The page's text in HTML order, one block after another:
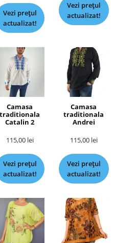
Vezi prețul
actualizat!
Vezi prețul
actualizat!
Camasa
traditionala
Catalin 2
115,00 lei
Vezi prețul
actualizat!
Camasa
traditionala
Andrei
115,00 lei
Vezi prețul
actualizat!